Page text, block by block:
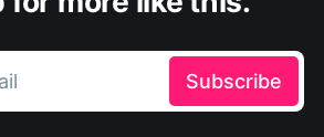
Subscribe